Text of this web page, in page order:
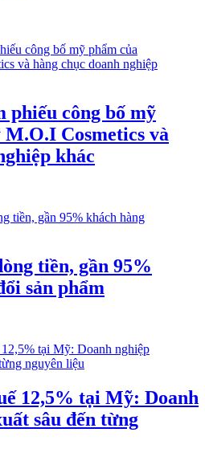
phiếu công bố mỹ
Cosmetics và
khác
tiền, gần 95%
sản phẩm
12,5% tại Mỹ: Doanh
sâu đến từng